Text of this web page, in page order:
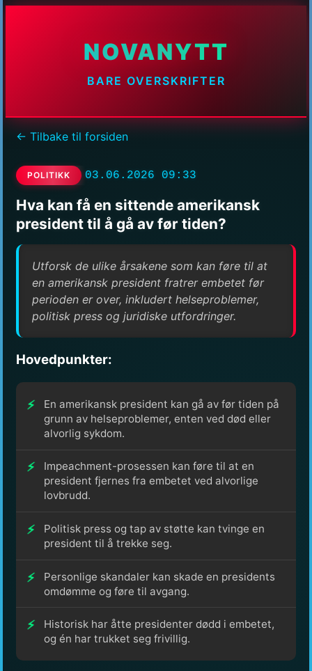
NOVANYTT
BARE OVERSKRIFTER
← Tilbake til forsiden
POLITIKK 03.06.2026 09:33
Hva kan få en sittende amerikansk
president til å gå av før tiden?
Utforsk de ulike årsakene som kan føre til at
en amerikansk president fratrer embetet før
perioden er over, inkludert helseproblemer,
politisk press og juridiske utfordringer.
Hovedpunkter:
En amerikansk president kan gå av før tiden på
grunn av helseproblemer, enten ved død eller
alvorlig sykdom.
Impeachment-prosessen kan føre til at en
president fjernes fra embetet ved alvorlige
lovbrudd.
Politisk press og tap av støtte kan tvinge en
president til å trekke seg.
Personlige skandaler kan skade en presidents
omdømme og føre til avgang.
Historisk har åtte presidenter dødd i embetet,
og én har trukket seg frivillig.